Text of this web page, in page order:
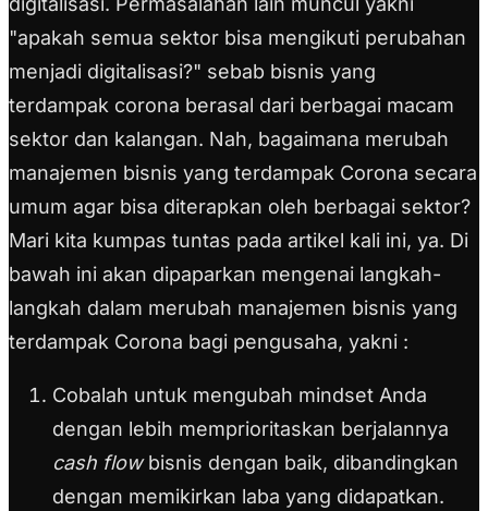
"apakah semua sektor bisa mengikuti perubahan
menjadi digitalisasi?" sebab bisnis yang
terdampak corona berasal dari berbagai macam
sektor dan kalangan. Nah, bagaimana merubah
manajemen bisnis yang terdampak Corona secara
umum agar bisa diterapkan oleh berbagai sektor?
Mari kita kumpas tuntas pada artikel kali ini, ya. Di
bawah ini akan dipaparkan mengenai langkah-
langkah dalam merubah manajemen bisnis yang
terdampak Corona bagi pengusaha, yakni :
Cobalah untuk mengubah mindset Anda
dengan lebih memprioritaskan berjalannya
cash flowbisnis dengan baik, dibandingkan
dengan memikirkan laba yang didapatkan.